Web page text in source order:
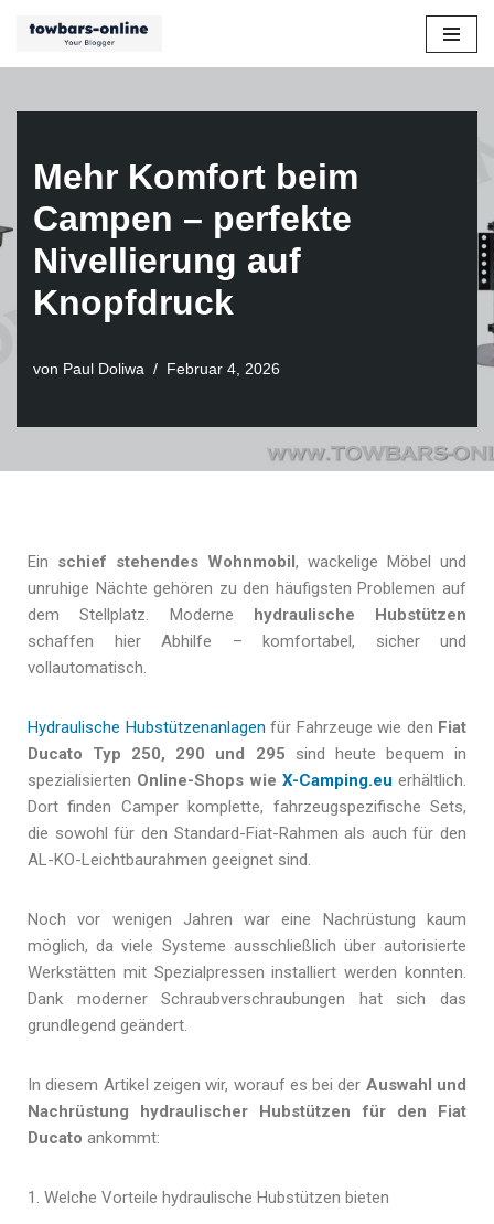
springen
Mehr Komfort beim
Campen – perfekte
Nivellierung auf
Knopfdruck
von Paul Doliwa Februar 4, 2026
Ein schief stehendes Wohnmobil, wackelige Möbel und
unruhige Nächte gehören zu den häufigsten Problemen auf
dem Stellplatz. Moderne hydraulische Hubstützen
schaffen hier Abhilfe – komfortabel, sicher und
vollautomatisch.
Hydraulische Hubstützenanlagen für Fahrzeuge wie den Fiat
Ducato Typ 250, 290 und 295 sind heute bequem in
spezialisierten Online-Shops wie X-Camping.eu erhältlich.
Dort finden Camper komplette, fahrzeugspezifische Sets,
die sowohl für den Standard-Fiat-Rahmen als auch für den
AL-KO-Leichtbaurahmen geeignet sind.
Noch vor wenigen Jahren war eine Nachrüstung kaum
möglich, da viele Systeme ausschließlich über autorisierte
Werkstätten mit Spezialpressen installiert werden konnten.
Dank moderner Schraubverschraubungen hat sich das
grundlegend geändert.
In diesem Artikel zeigen wir, worauf es bei der Auswahl und
Nachrüstung hydraulischer Hubstützen für den Fiat
Ducato ankommt:
Welche Vorteile hydraulische Hubstützen bieten